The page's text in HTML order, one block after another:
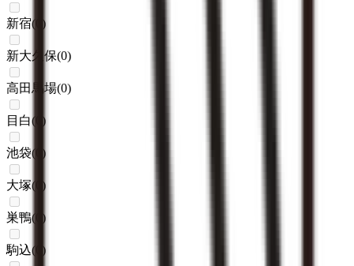
新宿( )
新大久保(0)
高田馬場(0)
目白( )
池袋( )
大塚( )
巣鴨( )
駒込( )